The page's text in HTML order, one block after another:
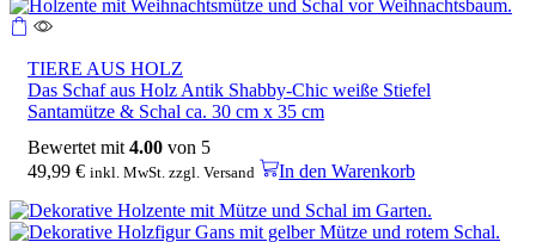
TIERE AUS HOLZ
Das Schaf aus Holz Antik Shabby-Chic weiße Stiefel
Santamütze & Schal ca. 30 cm x 35 cm
Bewertet mit 4.00 von 5
49,99 € inkl. MwSt. zzgl. Versand In den Warenkorb